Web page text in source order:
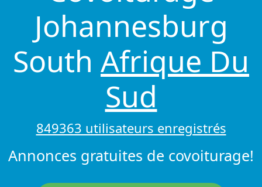
Johannesburg
South Afrique Du
Sud
849363 utilisateurs enregistrés
Annonces gratuites de covoiturage!